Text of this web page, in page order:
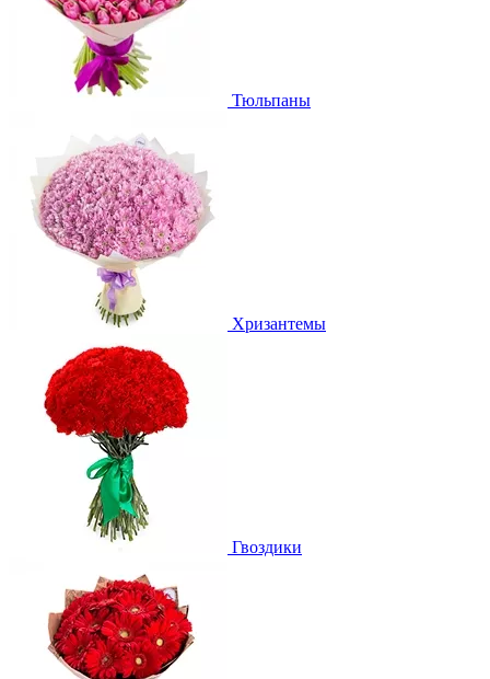
Тюльпаны
Хризантемы
Гвоздики